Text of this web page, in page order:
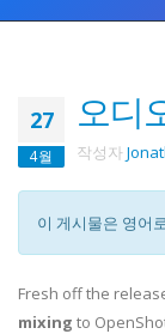
27
4월
오디
작성자
이 게시물은 영어
Fresh off the
mixing to